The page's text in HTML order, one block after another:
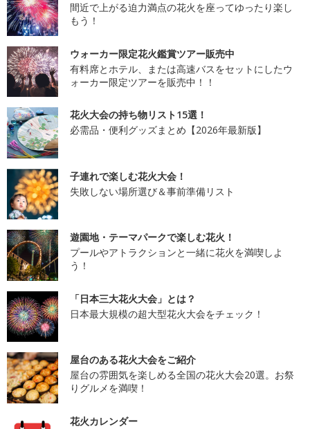
間近で上がる迫力満点の花火を座ってゆったり楽し
もう！
ウォーカー限定花火鑑賞ツアー販売中
有料席とホテル、または高速バスをセットにしたウ
ォーカー限定ツアーを販売中！！
花火大会の持ち物リスト15選！
必需品・便利グッズまとめ【2026年最新版】
子連れで楽しむ花火大会！
失敗しない場所選び＆事前準備リスト
遊園地・テーマパークで楽しむ花火！
プールやアトラクションと一緒に花火を満喫しよ
う！
「日本三大花火大会」とは？
日本最大規模の超大型花火大会をチェック！
屋台のある花火大会をご紹介
屋台の雰囲気を楽しめる全国の花火大会20選。お祭
りグルメを満喫！
花火カレンダー